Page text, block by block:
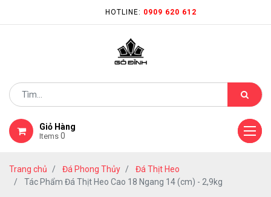
HOTLINE: 0909 620 612
Giỏ Hàng
Items 0
Trang chủ Đá Phong Thủy
Đá Thịt Heo
Tác Phẩm Đá Thịt Heo Cao 18 Ngang 14 (cm) - 2,9kg